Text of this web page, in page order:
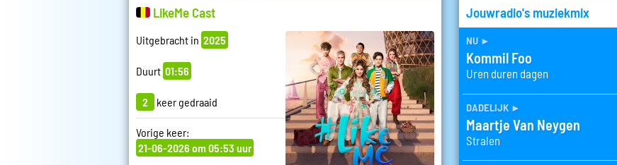
LikeMe Cast
Uitgebracht in 2025
Duurt 01:56
2 keer gedraaid
Vorige keer:
21-06-2026 om 05:53 uur
Jouwradio's muziekmix
nu ►
Kommil Foo
Uren duren dagen
dadelijk ►
Maartje Van Neygen
Stralen